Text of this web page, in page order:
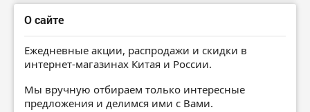
О сайте
Ежедневные акции, распродажи и скидки в
интернет-магазинах Китая и России.
Мы вручную отбираем только интересные
предложения и делимся ими с Вами.